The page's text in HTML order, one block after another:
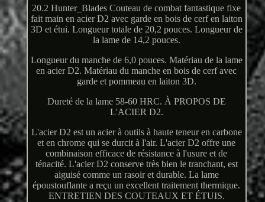
20.2 Hunter_Blades Couteau de combat fantastique fixe
fait main en acier D2 avec garde en bois de cerf en laiton
3D et étui. Longueur totale de 20,2 pouces. Longueur de
la lame de 14,2 pouces.
Longueur du manche de 6,0 pouces. Matériau de la lame
en acier D2. Matériau du manche en bois de cerf avec
garde et pommeau en laiton 3D.
Dureté de la lame 58-60 HRC. À PROPOS DE
L'ACIER D2.
L'acier D2 est un acier à outils à haute teneur en carbone
et en chrome qui se durcit à l'air. L'acier D2 offre une
combinaison efficace de résistance à l'usure et de
ténacité. L'acier D2 conserve très bien le tranchant, est
aiguisé comme un rasoir et durable. La lame
époustouflante a reçu un excellent traitement thermique.
ENTRETIEN DES COUTEAUX ET ÉTUIS.